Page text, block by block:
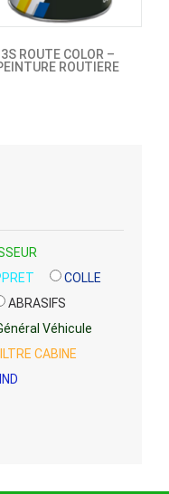
3S ROUTE COLOR –
ROUTIERE
COLLE
ABRASIFS
Véhicule
CABINE